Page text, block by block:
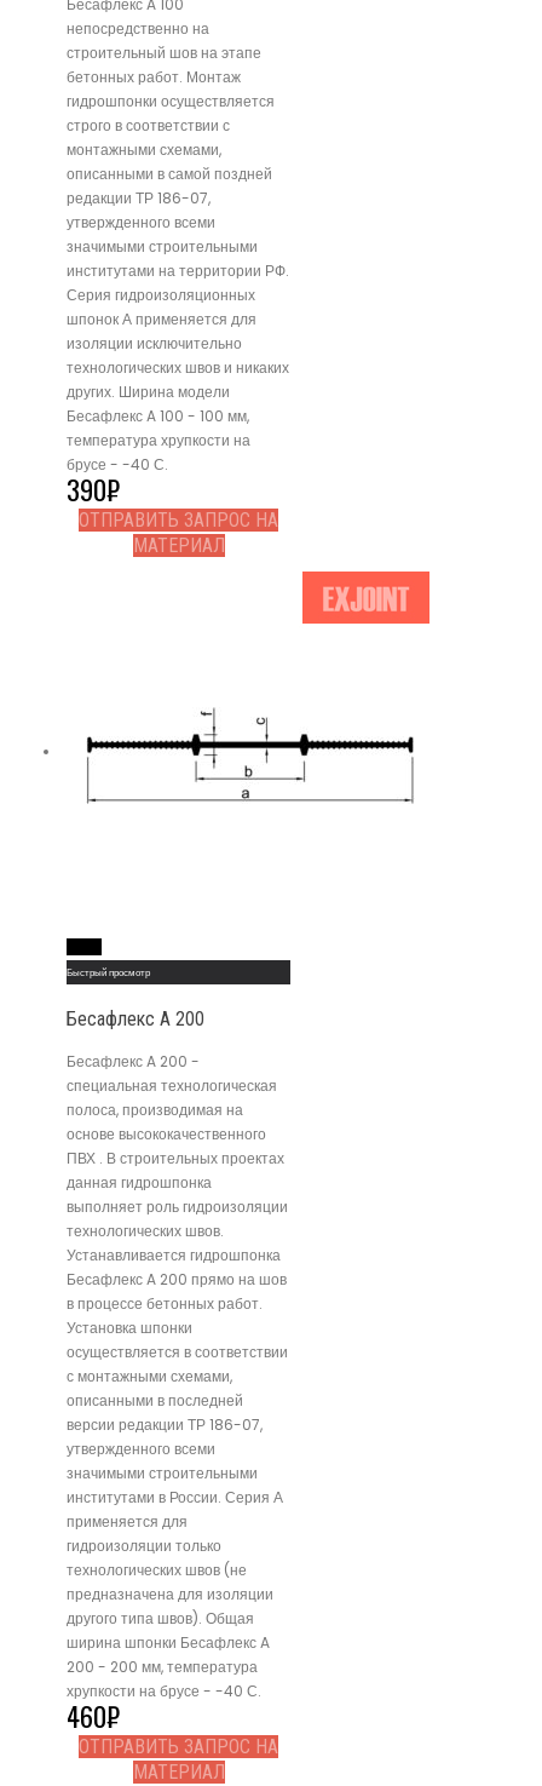
Бесафлекс A 100
непосредственно на
строительный шов на этапе
бетонных работ. Монтаж
гидрошпонки осуществляется
строго в соответствии с
монтажными схемами,
описанными в самой поздней
редакции ТР 186-07,
утвержденного всеми
значимыми строительными
институтами на территории РФ.
Серия гидроизоляционных
шпонок А применяется для
изоляции исключительно
технологических швов и никаких
других. Ширина модели
Бесафлекс A 100 - 100 мм,
температура хрупкости на
брусе - -40 С.
390₽
ОТПРАВИТЬ ЗАПРОС НА
МАТЕРИАЛ
Быстрый просмотр
Бесафлекс A 200
Бесафлекс A 200 -
специальная технологическая
полоса, производимая на
основе высококачественного
ПВХ . В строительных проектах
данная гидрошпонка
выполняет роль гидроизоляции
технологических швов.
Устанавливается гидрошпонка
Бесафлекс A 200 прямо на шов
в процессе бетонных работ.
Установка шпонки
осуществляется в соответствии
с монтажными схемами,
описанными в последней
версии редакции ТР 186-07,
утвержденного всеми
значимыми строительными
институтами в России. Серия А
применяется для
гидроизоляции только
технологических швов (не
предназначена для изоляции
другого типа швов). Общая
ширина шпонки Бесафлекс A
200 - 200 мм, температура
хрупкости на брусе - -40 С.
460₽
ОТПРАВИТЬ ЗАПРОС НА
МАТЕРИАЛ